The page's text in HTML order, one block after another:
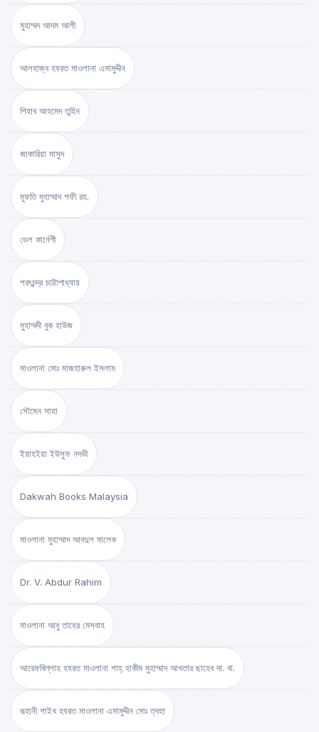
মুহাম্মদ আদম আলী
আলহাজ্ব হযরত মাওলানা এমামুদ্দীন
শিহাব আহমেদ তুহিন
জাকারিয়া মাসুদ
মুফতি মুহাম্মাদ শফী রহ.
ডেল কার্নেগী
শরৎচন্দ্র চট্টোপাধ্যায়
মুহাম্মদী বুক হাউজ
মাওলানা মোঃ মাজহারুল ইসলাম
সৌমেন সাহা
ইয়াহইয়া ইউসুফ নদভী
Dakwah Books Malaysia
মাওলানা মুহাম্মাদ আবদুল মালেক
Dr. V. Abdur Rahim
মাওলানা আবু তাহের মেসবাহ
আরেফবিল্লাহ হযরত মাওলানা শাহ্ হাকীম মুহাম্মাদ আখতার ছাহেব দা. বা.
রূহানী শাইখ হযরত মাওলানা এমামুদ্দীন মোঃ ত্বহা